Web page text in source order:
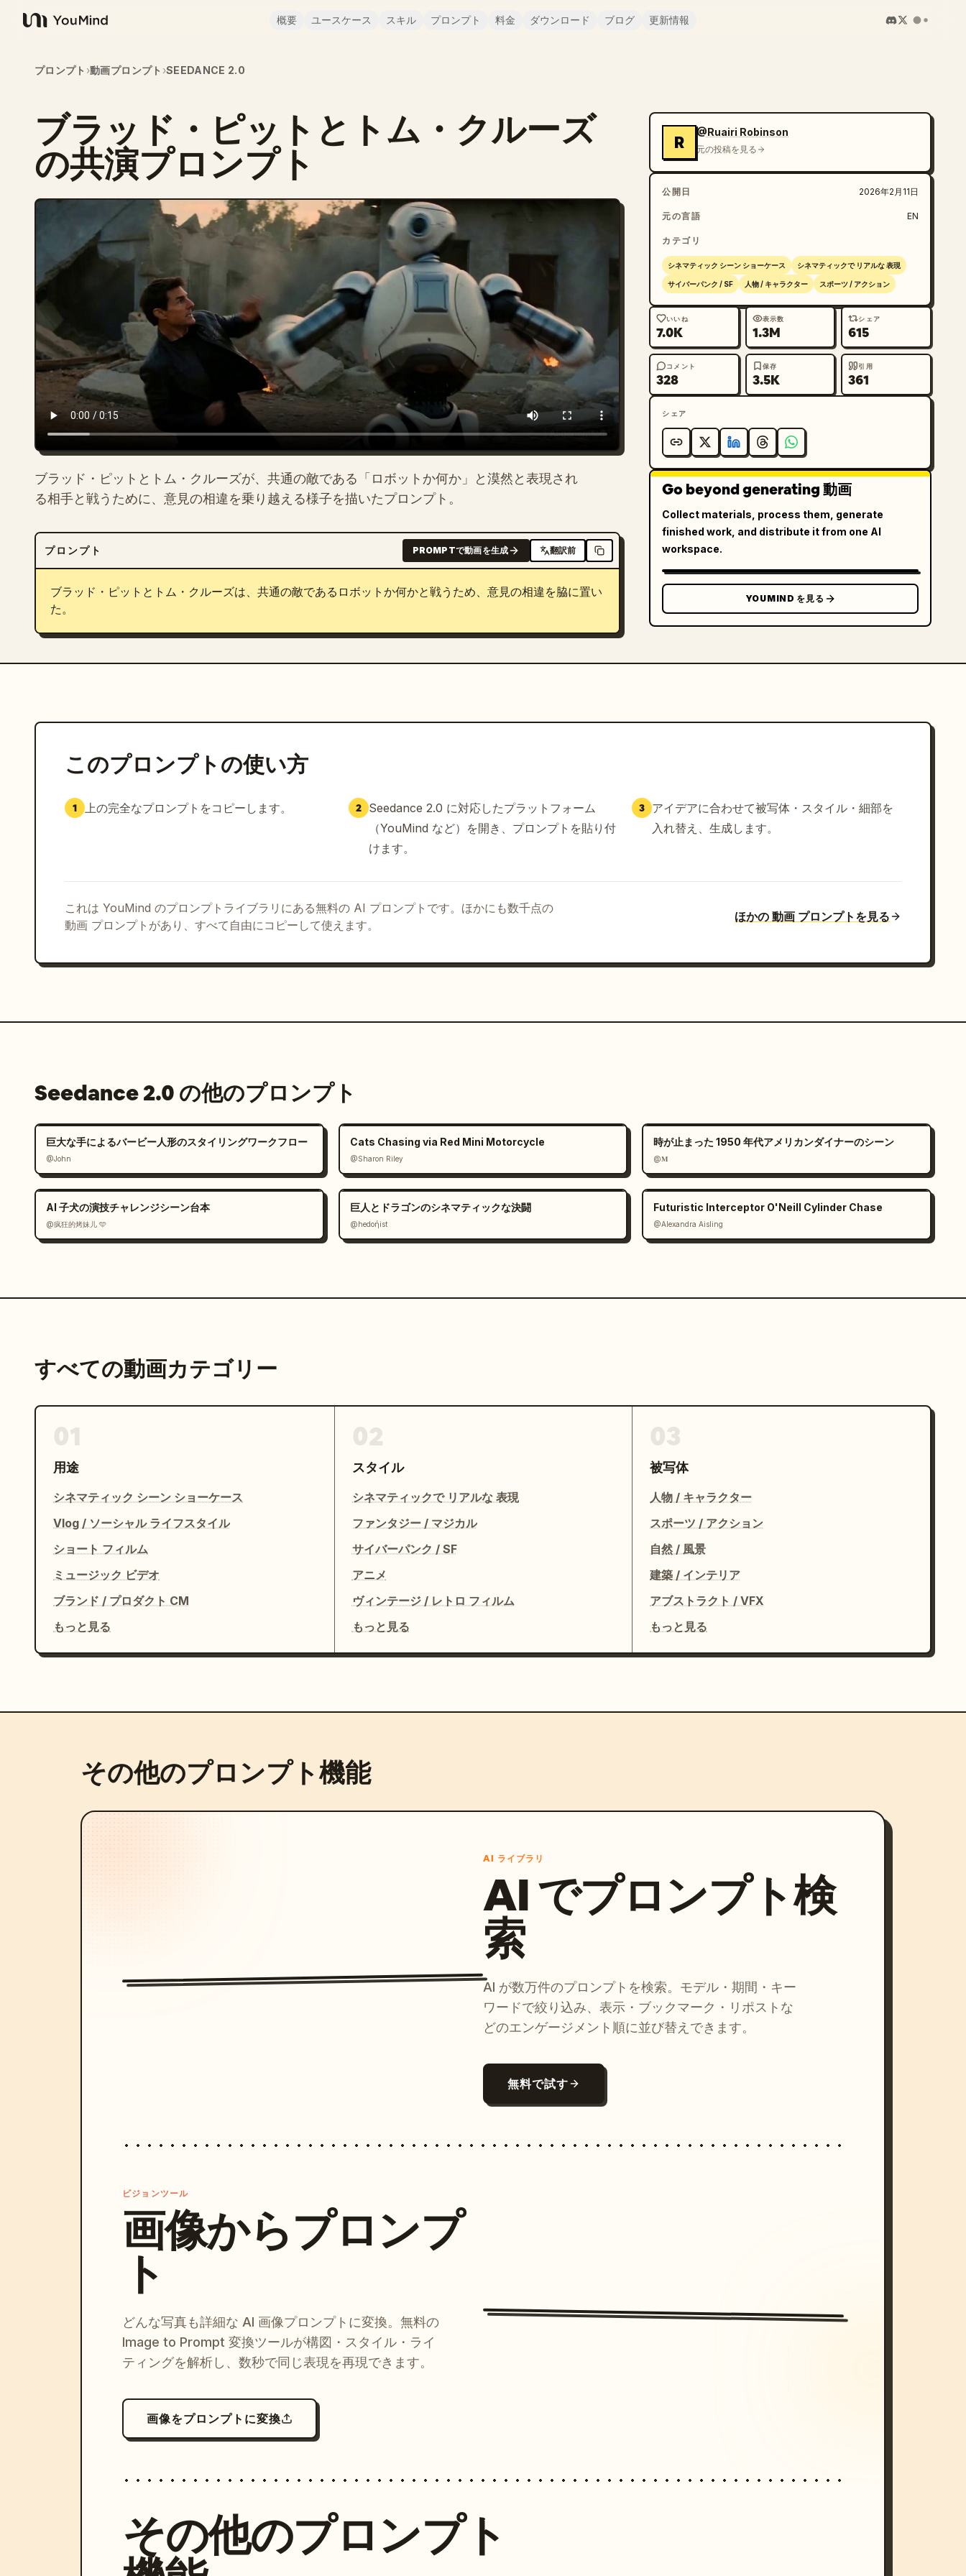
YouMind
概要 ユースケース スキル プロンプト 料金 ダウンロード ブログ 更新情報
プロンプト ›動画プロンプト ›SEEDANCE 2.0
ブラッド・ピットとトム・クルーズ
の共演プロンプト
ブラッド・ピットとトム・クルーズが、共通の敵である「ロボットか何か」と漠然と表現され
る相手と戦うために、意見の相違を乗り越える様子を描いたプロンプト。
プロンプト PROMPTで動画を生成 翻訳前
ブラッド・ピットとトム・クルーズは、共通の敵であるロボットか何かと戦うため、意見の相違を脇に置い
た。
R
@Ruairi Robinson
元の投稿を見る
公開日 2026年2月11日
元の言語 EN
カテゴリ
シネマティック シーン ショーケース シネマティックで リアルな 表現
サイバーパンク / SF 人物 / キャラクター スポーツ / アクション
いいね
7.0K
表示数
1.3M
シェア
615
コメント
328
保存
3.5K
引用
361
シェア
Go beyond generating 動画
Collect materials, process them, generate
finished work, and distribute it from one AI
workspace.
YOUMIND を見る
このプロンプトの使い方
1 上の完全なプロンプトをコピーします。 2 Seedance 2.0 に対応したプラットフォーム
（YouMind など）を開き、プロンプトを貼り付
けます。
3
アイデアに合わせて被写体・スタイル・細部を
入れ替え、生成します。
これは YouMind のプロンプトライブラリにある無料の AI プロンプトです。ほかにも数千点の
動画 プロンプトがあり、すべて自由にコピーして使えます。
ほかの 動画 プロンプトを見る
Seedance 2.0 の他のプロンプト
巨大な手によるバービー人形のスタイリングワークフロー
@John
Cats Chasing via Red Mini Motorcycle
@Sharon Riley
時が止まった 1950 年代アメリカンダイナーのシーン
@𝐌
AI 子犬の演技チャレンジシーン台本
@疯狂的烤妹儿 🩵
巨人とドラゴンのシネマティックな決闘
@hedoήist
Futuristic Interceptor O'Neill Cylinder Chase
@Alexandra Aisling
すべての動画カテゴリー
用途
シネマティック シーン ショーケース
Vlog / ソーシャル ライフスタイル
ショート フィルム
ミュージック ビデオ
ブランド / プロダクト CM
もっと見る
スタイル
シネマティックで リアルな 表現
ファンタジー / マジカル
サイバーパンク / SF
アニメ
ヴィンテージ / レトロ フィルム
もっと見る
被写体
人物 / キャラクター
スポーツ / アクション
自然 / 風景
建築 / インテリア
アブストラクト / VFX
もっと見る
その他のプロンプト機能
AI ライブラリ
AI でプロンプト検
索
AI が数万件のプロンプトを検索。モデル・期間・キー
ワードで絞り込み、表示・ブックマーク・リポストな
どのエンゲージメント順に並び替えできます。
無料で試す
ビジョンツール
画像からプロンプ
ト
どんな写真も詳細な AI 画像プロンプトに変換。無料の
Image to Prompt 変換ツールが構図・スタイル・ライ
ティングを解析し、数秒で同じ表現を再現できます。
画像をプロンプトに変換
その他のプロンプト